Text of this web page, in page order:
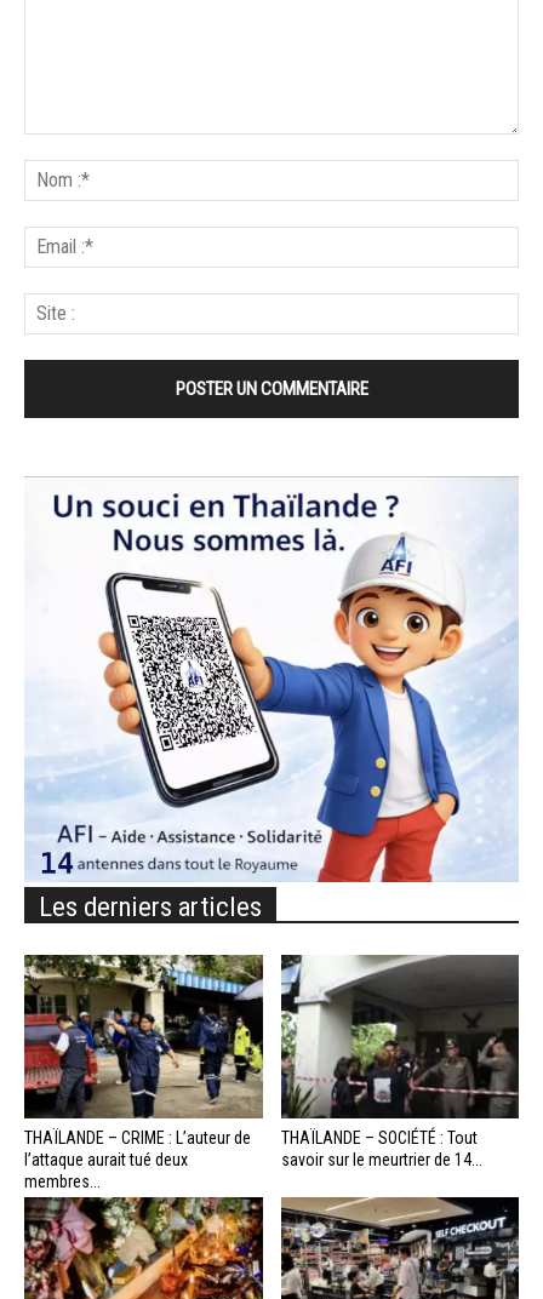
Les derniers articles
THAÏLANDE – CRIME : L’auteur de
l’attaque aurait tué deux
membres...
THAÏLANDE – SOCIÉTÉ : Tout
savoir sur le meurtrier de 14...